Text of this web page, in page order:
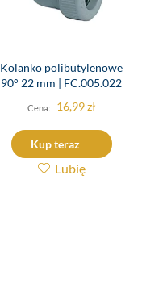
Kolanko polibutylenowe
90° 22 mm | FC.005.022
16,99zł
Kup teraz
Lubię